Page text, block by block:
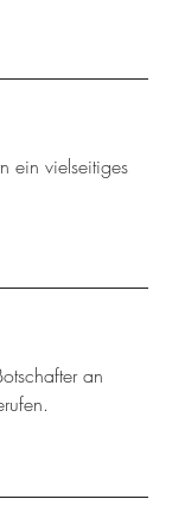
ein vielseitiges
an